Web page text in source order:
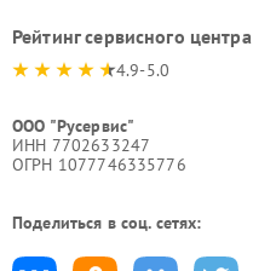
Рейтинг сервисного центра
4.9-5.0
ООО "Русервис"
ИНН 7702633247
ОГРН 1077746335776
Поделиться в соц. сетях: